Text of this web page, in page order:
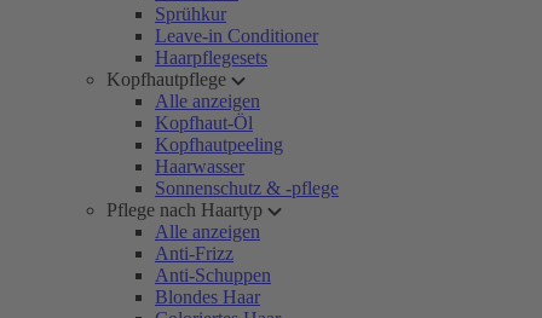
Sprühkur
Leave-in Conditioner
Haarpflegesets
Kopfhautpflege
Alle anzeigen
Kopfhaut-Öl
Kopfhautpeeling
Haarwasser
Sonnenschutz & -pflege
Pflege nach Haartyp
Alle anzeigen
Anti-Frizz
Anti-Schuppen
Blondes Haar